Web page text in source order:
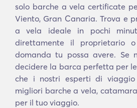
solo barche a vela certificate
Viento, Gran Canaria. Trova e
a vela ideale in pochi
direttamente il proprietario
domanda tu possa avere. Se
decidere la barca perfetta per
che i nostri esperti di viaggio
migliori barche a vela,
per il tuo viaggio.